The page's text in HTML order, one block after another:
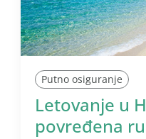
Putno osiguranje
Letovanje u
povređena